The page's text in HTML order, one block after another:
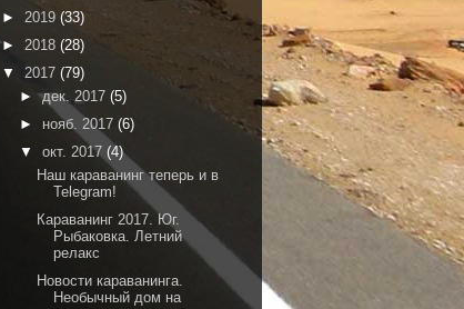
► 2019 (33)
► 2018 (28)
▼ 2017 (79)
►дек. 2017 (5)
► нояб. 2017 (6)
▼ окт. 2017 (4)
Наш караванинг теперь и в
Telegram!
Караванинг 2017. Юг.
Рыбаковка. Летний
релакс
Новости караванинга.
Необычный дом на